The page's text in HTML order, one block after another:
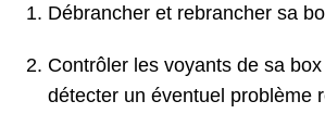
Débrancher et rebrancher sa
Contrôler les voyants de sa
détecter un éventuel problème